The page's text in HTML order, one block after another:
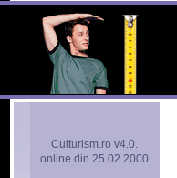
Culturism.ro v4.0.
online din 25.02.2000